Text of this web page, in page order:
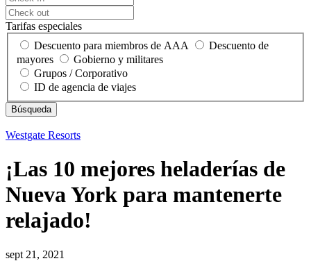
Tarifas especiales
Descuento para miembros de AAA
Descuento de
mayores
Gobierno y militares
Grupos / Corporativo
ID de agencia de viajes
Westgate Resorts
¡Las 10 mejores heladerías de
Nueva York para mantenerte
relajado!
sept 21, 2021